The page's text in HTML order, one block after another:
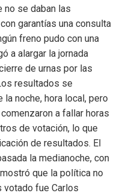
se daban las
garantías una consulta
freno pudo con una
a alargar la jornada
de urnas por las
resultados se
noche, hora local, pero
a fallar horas
de votación, lo que
de resultados. El
la medianoche, con
que la política no
votado fue Carlos